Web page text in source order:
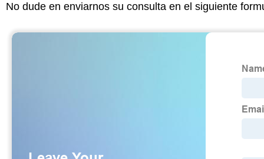
No dude en enviarnos su consulta en el siguiente